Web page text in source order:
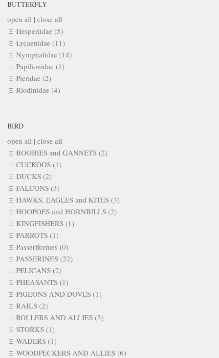
BUTTERFLY
open all | close all
Hesperiidae (5)
Lycaenidae (11)
Nymphalidae (14)
Papilionidae (1)
Pieridae (2)
Riodinidae (4)
BIRD
open all | close all
BOOBIES and GANNETS (2)
CUCKOOS (1)
DUCKS (2)
FALCONS (3)
HAWKS, EAGLES and KITES (3)
HOOPOES and HORNBILLS (2)
KINGFISHERS (1)
PARROTS (1)
Passeriformes (0)
PASSERINES (22)
PELICANS (2)
PHEASANTS (1)
PIGEONS AND DOVES (1)
RAILS (2)
ROLLERS AND ALLIES (5)
STORKS (1)
WADERS (1)
WOODPECKERS AND ALLIES (6)